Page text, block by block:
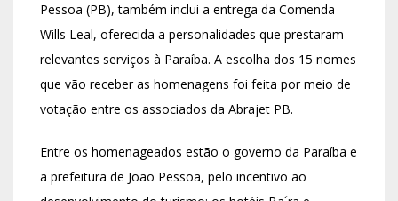
Pessoa (PB), também inclui a entrega da Comenda
Wills Leal, oferecida a personalidades que prestaram
relevantes serviços à Paraíba. A escolha dos 15 nomes
que vão receber as homenagens foi feita por meio de
votação entre os associados da Abrajet PB.
Entre os homenageados estão o governo da Paraíba e
a prefeitura de João Pessoa, pelo incentivo ao